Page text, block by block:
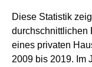
Diese Statistik
durchschnittlichen
eines privaten
2009 bis 2019. Im